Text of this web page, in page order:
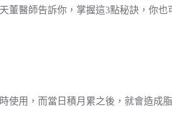
董醫師告訴你，掌握這3點秘訣，你也
用，而當日積月累之後，就會造成